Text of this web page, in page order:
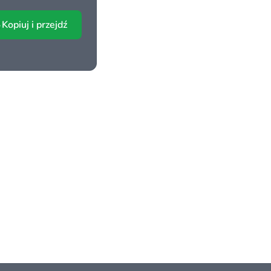
Kopiuj i przejdź